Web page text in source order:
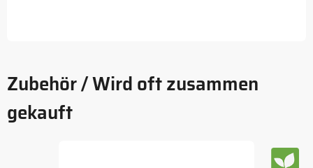
Zubehör / Wird oft zusammen
gekauft